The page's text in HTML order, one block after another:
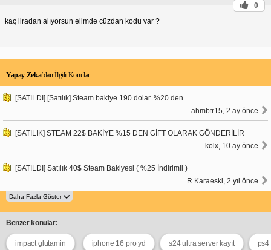
0
kaç liradan alıyorsun elimde cüzdan kodu var ?
Yapay Zeka’dan İlgili Konular
[SATILDI] [Satılık] Steam bakiye 190 dolar. %20 den
ahmbtr15, 2 ay önce
[SATILIK] STEAM 22$ BAKİYE %15 DEN GİFT OLARAK GÖNDERİLİR
kolx, 10 ay önce
[SATILDI] Satılık 40$ Steam Bakiyesi ( %25 İndirimli )
R.Karaeski, 2 yıl önce
Benzer konular:
impact glutamin iphone 16 pro yd s24 ultra server kayıt ps4